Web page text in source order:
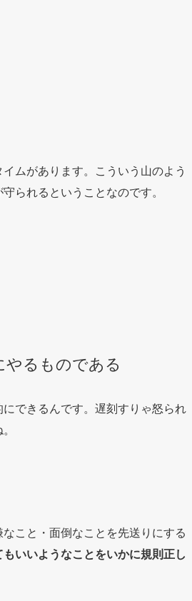
ムがあります。こういう山のよう
られるということなのです。
やるものである
できるんです。遅刻すりゃ怒られ
こと・面倒なことを先送りにする
いいようなことをいかに規則正し